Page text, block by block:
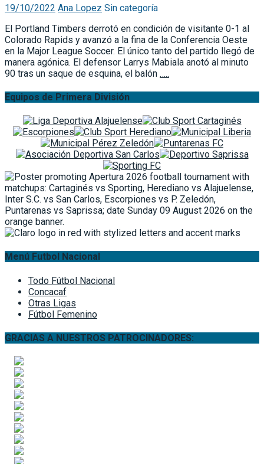
19/10/2022 Ana Lopez Sin categoría
El Portland Timbers derrotó en condición de visitante 0-1 al
Colorado Rapids y avanzó a la fina de la Conferencia Oeste
en la Major League Soccer. El único tanto del partido llegó de
manera agónica. El defensor Larrys Mabiala anotó al minuto
90 tras un saque de esquina, el balón …..
Equipos de Primera División
Menú Futbol Nacional
Todo Fútbol Nacional
Concacaf
Otras Ligas
Fútbol Femenino
GRACIAS A NUESTROS PATROCINADORES: